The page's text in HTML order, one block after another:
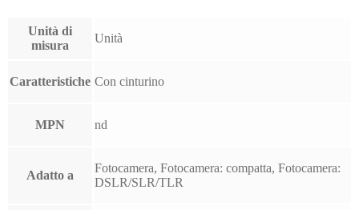
Unità di
misura
Unità
Caratteristiche Con cinturino
MPN nd
Adatto a
Fotocamera, Fotocamera: compatta, Fotocamera:
DSLR/SLR/TLR